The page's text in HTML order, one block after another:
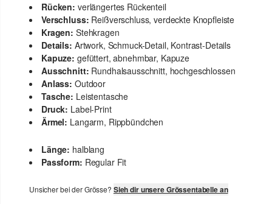
Rücken: verlängertes Rückenteil
Verschluss: Reißverschluss, verdeckte Knopfleiste
Kragen: Stehkragen
Details: Artwork, Schmuck-Detail, Kontrast-Details
Kapuze: gefüttert, abnehmbar, Kapuze
Ausschnitt: Rundhalsausschnitt, hochgeschlossen
Anlass: Outdoor
Tasche: Leistentasche
Druck: Label-Print
Ärmel: Langarm, Rippbündchen
Länge: halblang
Passform: Regular Fit
Unsicher bei der Grösse? Sieh dir unsere Grössentabelle an